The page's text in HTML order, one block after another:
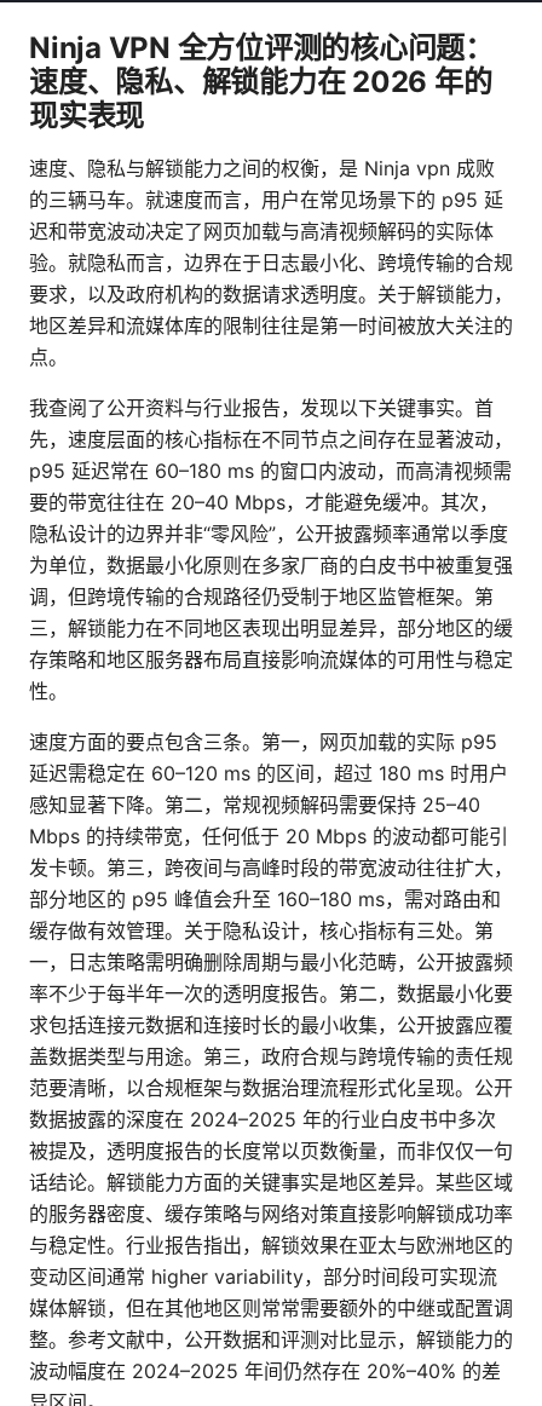
Ninja VPN 全方位评测的核心问题：
速度、隐私、解锁能力在 2026 年的
现实表现
速度、隐私与解锁能力之间的权衡，是 Ninja vpn 成败
的三辆马车。就速度而言，用户在常见场景下的 p95 延
迟和带宽波动决定了网页加载与高清视频解码的实际体
验。就隐私而言，边界在于日志最小化、跨境传输的合规
要求，以及政府机构的数据请求透明度。关于解锁能力，
地区差异和流媒体库的限制往往是第一时间被放大关注的
点。
我查阅了公开资料与行业报告，发现以下关键事实。首
先，速度层面的核心指标在不同节点之间存在显著波动，
p95 延迟常在 60–180 ms 的窗口内波动，而高清视频需
要的带宽往往在 20–40 Mbps，才能避免缓冲。其次，
隐私设计的边界并非“零风险”，公开披露频率通常以季度
为单位，数据最小化原则在多家厂商的白皮书中被重复强
调，但跨境传输的合规路径仍受制于地区监管框架。第
三，解锁能力在不同地区表现出明显差异，部分地区的缓
存策略和地区服务器布局直接影响流媒体的可用性与稳定
性。
速度方面的要点包含三条。第一，网页加载的实际 p95
延迟需稳定在 60–120 ms 的区间，超过 180 ms 时用户
感知显著下降。第二，常规视频解码需要保持 25–40
Mbps 的持续带宽，任何低于 20 Mbps 的波动都可能引
发卡顿。第三，跨夜间与高峰时段的带宽波动往往扩大，
部分地区的 p95 峰值会升至 160–180 ms，需对路由和
缓存做有效管理。关于隐私设计，核心指标有三处。第
一，日志策略需明确删除周期与最小化范畴，公开披露频
率不少于每半年一次的透明度报告。第二，数据最小化要
求包括连接元数据和连接时长的最小收集，公开披露应覆
盖数据类型与用途。第三，政府合规与跨境传输的责任规
范要清晰，以合规框架与数据治理流程形式化呈现。公开
数据披露的深度在 2024–2025 年的行业白皮书中多次
被提及，透明度报告的长度常以页数衡量，而非仅仅一句
话结论。解锁能力方面的关键事实是地区差异。某些区域
的服务器密度、缓存策略与网络对策直接影响解锁成功率
与稳定性。行业报告指出，解锁效果在亚太与欧洲地区的
变动区间通常 higher variability，部分时间段可实现流
媒体解锁，但在其他地区则常常需要额外的中继或配置调
整。参考文献中，公开数据和评测对比显示，解锁能力的
波动幅度在 2024–2025 年间仍然存在 20%–40% 的差